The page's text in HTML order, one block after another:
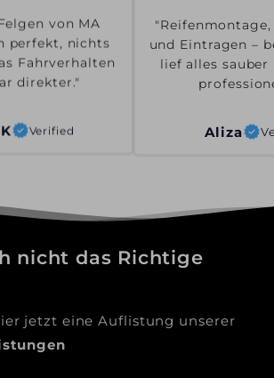
von MA
perfekt, nichts
Fahrverhalten
direkter."
Verified
und Eintragen –
lief alles
Aliza
nicht das Richtige
jetzt eine Auflistung unserer